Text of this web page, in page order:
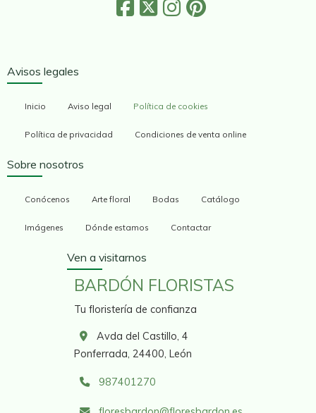
Avisos legales
Inicio Aviso legal Política de cookies
Política de privacidad Condiciones de venta online
Sobre nosotros
Conócenos Arte floral Bodas Catálogo
Imágenes Dónde estamos Contactar
Ven a visitarnos
BARDÓN FLORISTAS
Tu floristería de confianza
Avda del Castillo, 4
Ponferrada, 24400, León
987401270